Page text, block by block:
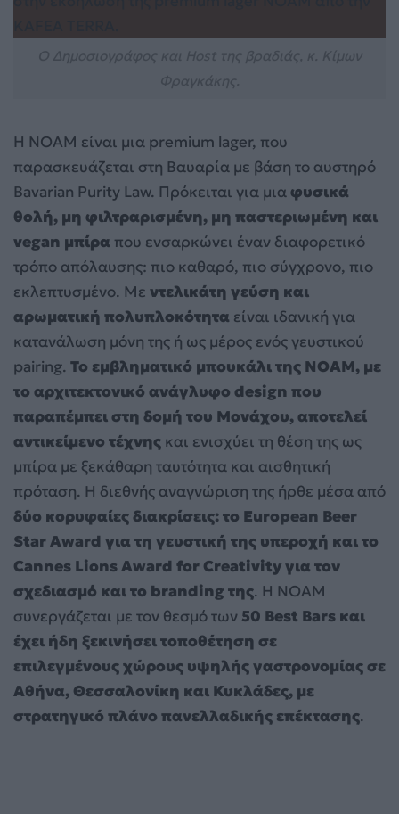
Η NOAM είναι μια premium lager, που
παρασκευάζεται στη Βαυαρία με βάση το αυστηρό
Bavarian Purity Law. Πρόκειται για μιαφυσικά
θολή, μη φιλτραρισμένη, μη παστεριωμένη και
vegan μπίρα που ενσαρκώνει έναν διαφορετικό
τρόπο απόλαυσης: πιο καθαρό, πιο σύγχρονο, πιο
εκλεπτυσμένο. Με ντελικάτη γεύση και
αρωματική πολυπλοκότητα είναι ιδανική για
κατανάλωση μόνη της ή ως μέρος ενός γευστικού
pairing. Το εμβληματικό μπουκάλι της NOAM, με
το αρχιτεκτονικό ανάγλυφο design που
παραπέμπει στη δομή του Μονάχου, αποτελεί
αντικείμενο τέχνης και ενισχύει τη θέση της ως
μπίρα με ξεκάθαρη ταυτότητα και αισθητική
πρόταση. Η διεθνής αναγνώριση της ήρθε μέσα από
δύο κορυφαίες διακρίσεις: το European Beer
Star Award για τη γευστική της υπεροχή και το
Cannes Lions Award for Creativity για τον
σχεδιασμό και το branding της. Η NOAM
συνεργάζεται με τον θεσμό των 50 Best Bars και
έχει ήδη ξεκινήσει τοποθέτηση σε
επιλεγμένους χώρους υψηλής γαστρονομίας σε
Αθήνα, Θεσσαλονίκη και Κυκλάδες, με
στρατηγικό πλάνο πανελλαδικής επέκτασης.